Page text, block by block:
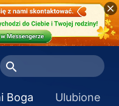
Boga Ulubione
Świętego,